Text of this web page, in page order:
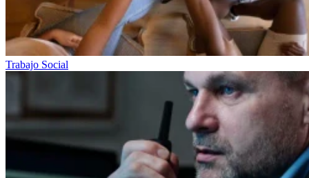
Trabajo Social